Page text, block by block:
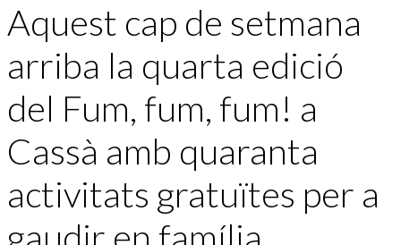
Aquest cap de setmana
arriba la quarta edició
del Fum, fum, fum! a
Cassà amb quaranta
activitats gratuïtes per a